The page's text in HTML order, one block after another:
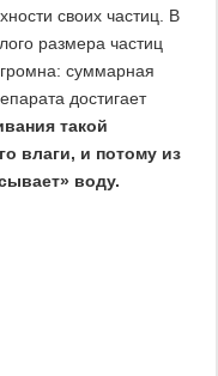
своих частиц. В
размера частиц
суммарная
достигает
такой
влаги, и потому из
воду.